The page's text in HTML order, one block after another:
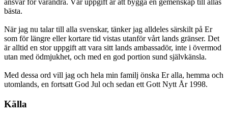
ansvar för varandra. Vår uppgift är att bygga en gemenskap till allas
bästa.
När jag nu talar till alla svenskar, tänker jag alldeles särskilt på Er
som för längre eller kortare tid vistas utanför vårt lands gränser. Det
är alltid en stor uppgift att vara sitt lands ambassadör, inte i övermod
utan med ödmjukhet, och med en god portion sund självkänsla.
Med dessa ord vill jag och hela min familj önska Er alla, hemma och
utomlands, en fortsatt God Jul och sedan ett Gott Nytt År 1998.
Källa